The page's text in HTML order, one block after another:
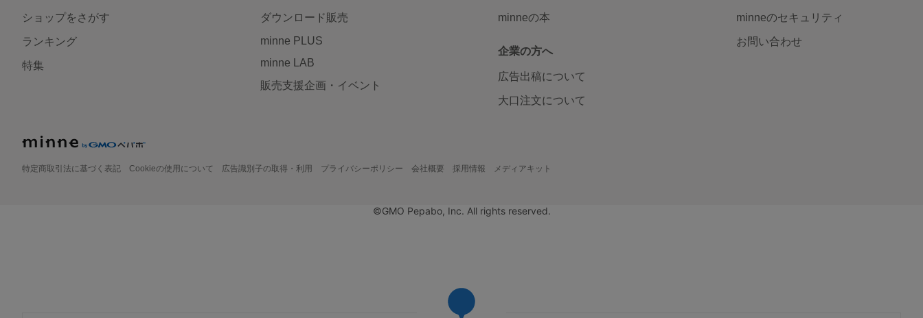
ショップをさがす
ランキング
特集
ダウンロード販売
minne PLUS
minne LAB
販売支援企画・イベント
minneの本
企業の方へ
広告出稿について
大口注文について
minneのセキュリティ
お問い合わせ
特定商取引法に基づく表記 Cookieの使用について 広告識別子の取得・利用 プライバシーポリシー 会社概要 採用情報 メディアキット
©GMO Pepabo, Inc. All rights reserved.